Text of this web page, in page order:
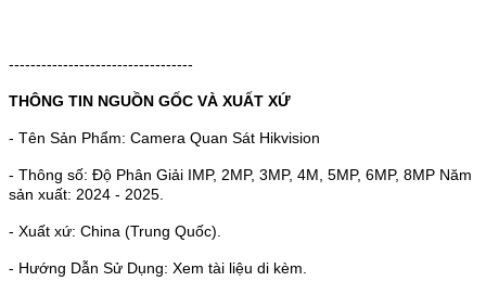
----------------------------------
THÔNG TIN NGUỒN GỐC VÀ XUẤT XỨ
- Tên Sản Phẩm: Camera Quan Sát Hikvision
- Thông số: Độ Phân Giải IMP, 2MP, 3MP, 4M, 5MP, 6MP, 8MP Năm
sản xuất: 2024 - 2025.
- Xuất xứ: China (Trung Quốc).
- Hướng Dẫn Sử Dụng: Xem tài liệu di kèm.